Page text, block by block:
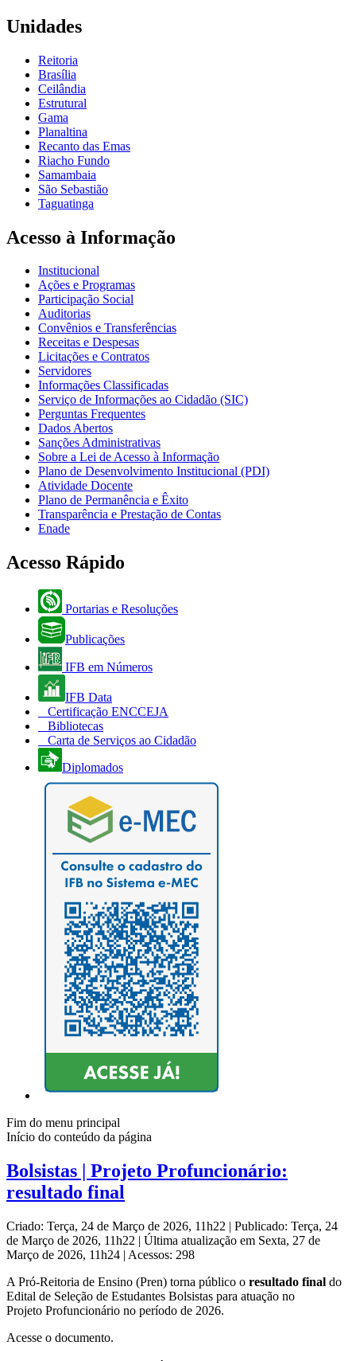
Unidades
Reitoria
Brasília
Ceilândia
Estrutural
Gama
Planaltina
Recanto das Emas
Riacho Fundo
Samambaia
São Sebastião
Taguatinga
Acesso à Informação
Institucional
Ações e Programas
Participação Social
Auditorias
Convênios e Transferências
Receitas e Despesas
Licitações e Contratos
Servidores
Informações Classificadas
Serviço de Informações ao Cidadão (SIC)
Perguntas Frequentes
Dados Abertos
Sanções Administrativas
Sobre a Lei de Acesso à Informação
Plano de Desenvolvimento Institucional (PDI)
Atividade Docente
Plano de Permanência e Êxito
Transparência e Prestação de Contas
Enade
Acesso Rápido
Portarias e Resoluções
Publicações
IFB em Números
IFB Data
Certificação ENCCEJA
Bibliotecas
Carta de Serviços ao Cidadão
Diplomados
Fim do menu principal
Início do conteúdo da página
Bolsistas | Projeto Profuncionário:
resultado final
Criado: Terça, 24 de Março de 2026, 11h22 | Publicado: Terça, 24
de Março de 2026, 11h22 | Última atualização em Sexta, 27 de
Março de 2026, 11h24 | Acessos: 298
A Pró-Reitoria de Ensino (Pren) torna público o resultado final do
Edital de Seleção de Estudantes Bolsistas para atuação no
Projeto Profuncionário no período de 2026.
Acesse o documento.